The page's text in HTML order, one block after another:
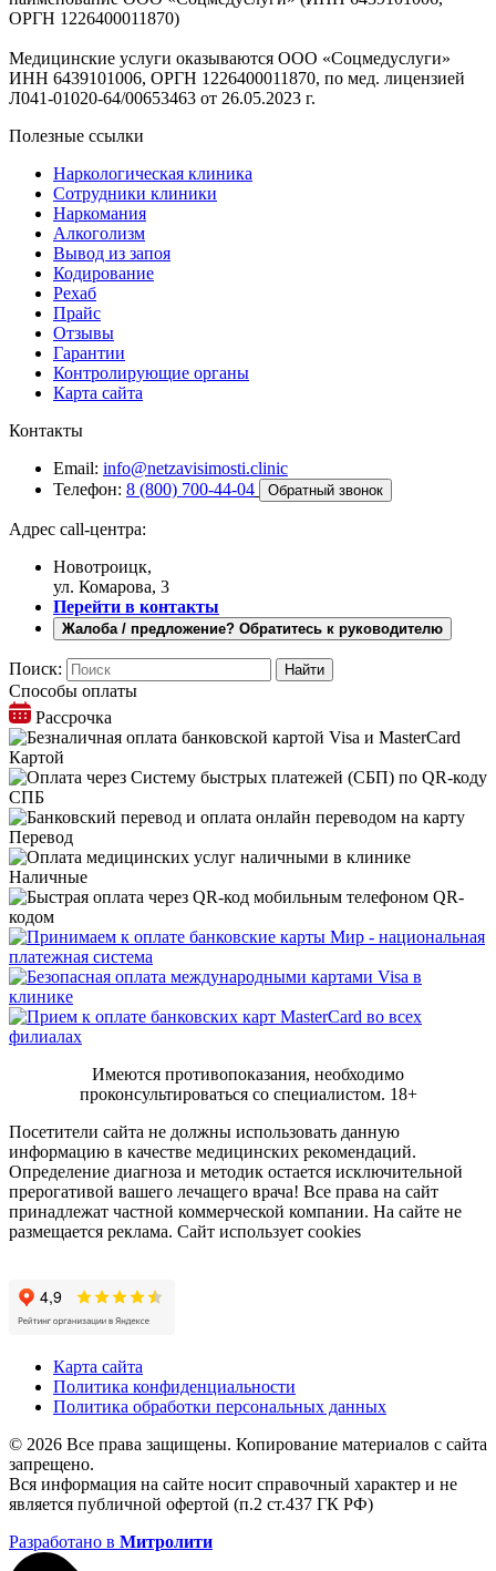
ОРГН 1226400011870)
Медицинские услуги оказываются ООО «Соцмедуслуги»
ИНН 6439101006, ОРГН 1226400011870, по мед. лицензией
Л041-01020-64/00653463 от 26.05.2023 г.
Полезные ссылки
Наркологическая клиника
Сотрудники клиники
Наркомания
Алкоголизм
Вывод из запоя
Кодирование
Рехаб
Прайс
Отзывы
Гарантии
Контролирующие органы
Карта сайта
Контакты
Email: info@netzavisimosti.clinic
Телефон: 8 (800) 700-44-04 Обратный звонок
Адрес call-центра:
Новотроицк,
ул. Комарова, 3
Перейти в контакты
Жалоба / предложение? Обратитесь к руководителю
Поиск:
Способы оплаты
Рассрочка
Картой
СПБ
Перевод
Наличные
QR-
кодом
Имеются противопоказания, необходимо
проконсультироваться со специалистом. 18+
Посетители сайта не должны использовать данную
информацию в качестве медицинских рекомендаций.
Определение диагноза и методик остается исключительной
прерогативой вашего лечащего врача! Все права на сайт
принадлежат частной коммерческой компании. На сайте не
размещается реклама. Сайт использует cookies
Карта сайта
Политика конфиденциальности
Политика обработки персональных данных
© 2026 Все права защищены. Копирование материалов с сайта
запрещено.
Вся информация на сайте носит справочный характер и не
является публичной офертой (п.2 ст.437 ГК РФ)
Разработано в Митролити